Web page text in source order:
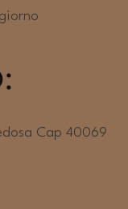
Cap 40069